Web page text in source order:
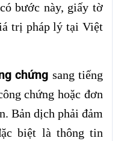
bước này, giấy tờ
trị pháp lý tại Việt
chứng sang tiếng
chứng hoặc đơn
Bản dịch phải đảm
biệt là thông tin